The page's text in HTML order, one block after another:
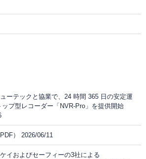
ーテックと協業で、24 時間 365 日の安定運
プ型レコーダー「NVR-Pro」を提供開始
） 2026/06/11
イおよびセーフィーの3社による